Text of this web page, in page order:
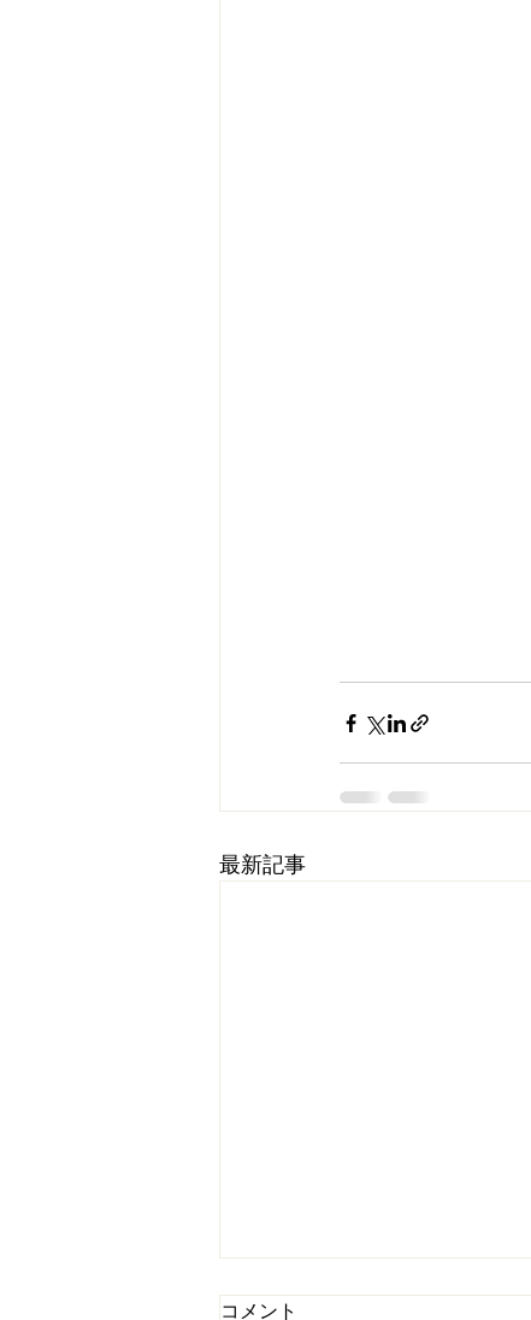
最新記事
コメント